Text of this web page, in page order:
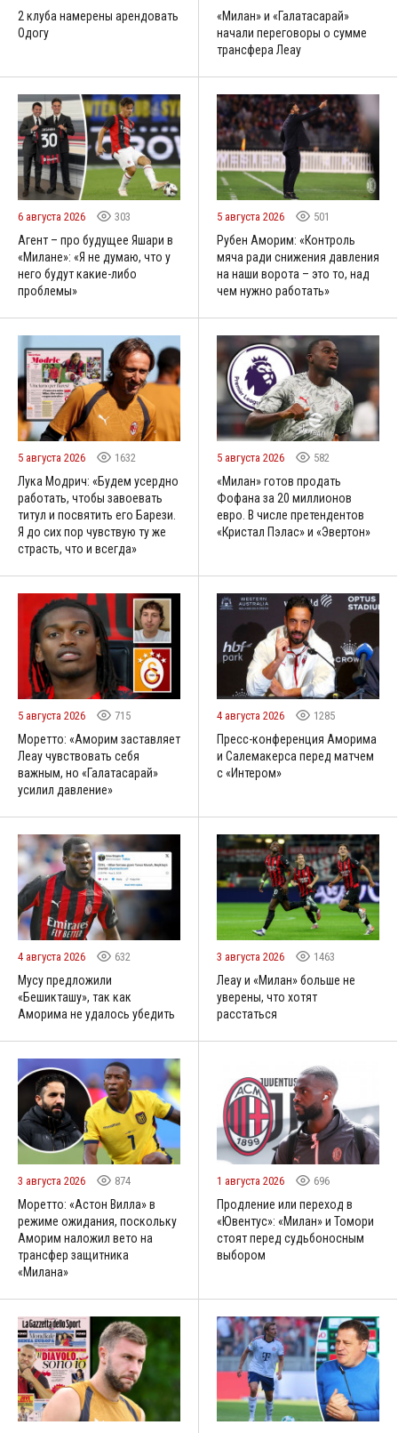
2 клуба намерены арендовать
Одогу
«Милан» и «Галатасарай»
начали переговоры о сумме
трансфера Леау
6 августа 2026 303
Агент – про будущее Яшари в
«Милане»: «Я не думаю, что у
него будут какие-либо
проблемы»
5 августа 2026 501
Рубен Аморим: «Контроль
мяча ради снижения давления
на наши ворота – это то, над
чем нужно работать»
5 августа 2026 1632
Лука Модрич: «Будем усердно
работать, чтобы завоевать
титул и посвятить его Барези.
Я до сих пор чувствую ту же
страсть, что и всегда»
5 августа 2026 582
«Милан» готов продать
Фофана за 20 миллионов
евро. В числе претендентов
«Кристал Пэлас» и «Эвертон»
5 августа 2026 715
Моретто: «Аморим заставляет
Леау чувствовать себя
важным, но «Галатасарай»
усилил давление»
4 августа 2026 1285
Пресс-конференция Аморима
и Салемакерса перед матчем
с «Интером»
4 августа 2026 632
Мусу предложили
«Бешикташу», так как
Аморима не удалось убедить
3 августа 2026 1463
Леау и «Милан» больше не
уверены, что хотят
расстаться
3 августа 2026 874
Моретто: «Астон Вилла» в
режиме ожидания, поскольку
Аморим наложил вето на
трансфер защитника
«Милана»
1 августа 2026 696
Продление или переход в
«Ювентус»: «Милан» и Томори
стоят перед судьбоносным
выбором